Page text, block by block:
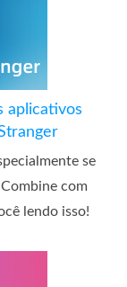
aplicativos
se
com
lendo isso!